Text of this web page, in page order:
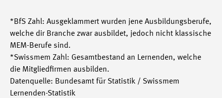
*BfS Zahl: Ausgeklammert wurden jene Ausbildungsberufe,
welche dir Branche zwar ausbildet, jedoch nicht klassische
MEM-Berufe sind.
*Swissmem Zahl: Gesamtbestand an Lernenden, welche
die Mitgliedfirmen ausbilden.
Datenquelle: Bundesamt für Statistik / Swissmem
Lernenden-Statistik